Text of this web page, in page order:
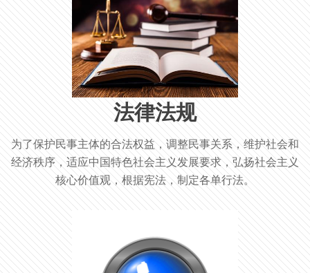
法律法规
为了保护民事主体的合法权益，调整民事关系，维护社会和
经济秩序，适应中国特色社会主义发展要求，弘扬社会主义
核心价值观，根据宪法，制定各单行法。